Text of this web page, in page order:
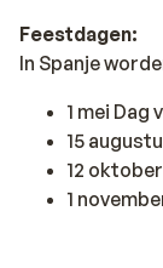
Feestdagen:
In Spanje
1 mei Dag
15
12
1